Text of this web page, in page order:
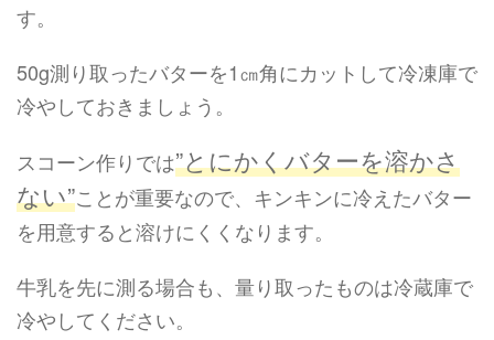
す。
50g測り取ったバターを1㎝角にカットして冷凍庫で
冷やしておきましょう。
スコーン作りでは”とにかくバターを溶かさ
ない”ことが重要なので、キンキンに冷えたバター
を用意すると溶けにくくなります。
牛乳を先に測る場合も、量り取ったものは冷蔵庫で
冷やしてください。